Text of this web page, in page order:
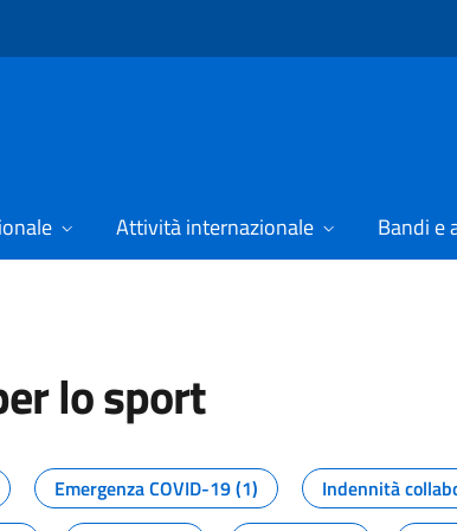
Attività internazionale Bandi e
lo sport
dal Dipartimento per
Emergenza COVID-19 (1) Indennità